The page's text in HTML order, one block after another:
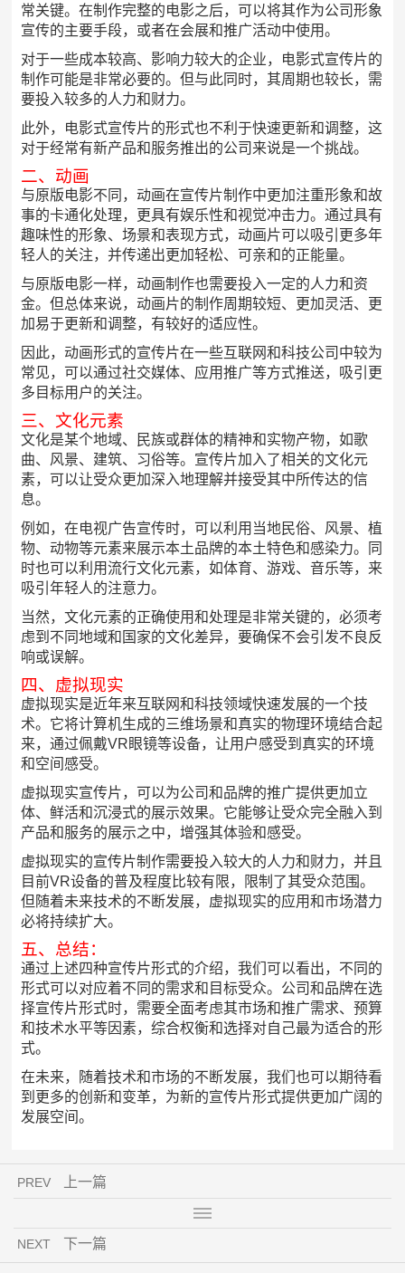
常关键。在制作完整的电影之后，可以将其作为公司形象
宣传的主要手段，或者在会展和推广活动中使用。
对于一些成本较高、影响力较大的企业，电影式宣传片的
制作可能是非常必要的。但与此同时，其周期也较长，需
要投入较多的人力和财力。
此外，电影式宣传片的形式也不利于快速更新和调整，这
对于经常有新产品和服务推出的公司来说是一个挑战。
二、动画
与原版电影不同，动画在宣传片制作中更加注重形象和故
事的卡通化处理，更具有娱乐性和视觉冲击力。通过具有
趣味性的形象、场景和表现方式，动画片可以吸引更多年
轻人的关注，并传递出更加轻松、可亲和的正能量。
与原版电影一样，动画制作也需要投入一定的人力和资
金。但总体来说，动画片的制作周期较短、更加灵活、更
加易于更新和调整，有较好的适应性。
因此，动画形式的宣传片在一些互联网和科技公司中较为
常见，可以通过社交媒体、应用推广等方式推送，吸引更
多目标用户的关注。
三、文化元素
文化是某个地域、民族或群体的精神和实物产物，如歌
曲、风景、建筑、习俗等。宣传片加入了相关的文化元
素，可以让受众更加深入地理解并接受其中所传达的信
息。
例如，在电视广告宣传时，可以利用当地民俗、风景、植
物、动物等元素来展示本土品牌的本土特色和感染力。同
时也可以利用流行文化元素，如体育、游戏、音乐等，来
吸引年轻人的注意力。
当然，文化元素的正确使用和处理是非常关键的，必须考
虑到不同地域和国家的文化差异，要确保不会引发不良反
响或误解。
四、虚拟现实
虚拟现实是近年来互联网和科技领域快速发展的一个技
术。它将计算机生成的三维场景和真实的物理环境结合起
来，通过佩戴VR眼镜等设备，让用户感受到真实的环境
和空间感受。
虚拟现实宣传片，可以为公司和品牌的推广提供更加立
体、鲜活和沉浸式的展示效果。它能够让受众完全融入到
产品和服务的展示之中，增强其体验和感受。
虚拟现实的宣传片制作需要投入较大的人力和财力，并且
目前VR设备的普及程度比较有限，限制了其受众范围。
但随着未来技术的不断发展，虚拟现实的应用和市场潜力
必将持续扩大。
五、总结：
通过上述四种宣传片形式的介绍，我们可以看出，不同的
形式可以对应着不同的需求和目标受众。公司和品牌在选
择宣传片形式时，需要全面考虑其市场和推广需求、预算
和技术水平等因素，综合权衡和选择对自己最为适合的形
式。
在未来，随着技术和市场的不断发展，我们也可以期待看
到更多的创新和变革，为新的宣传片形式提供更加广阔的
发展空间。
PREV 上一篇
NEXT 下一篇